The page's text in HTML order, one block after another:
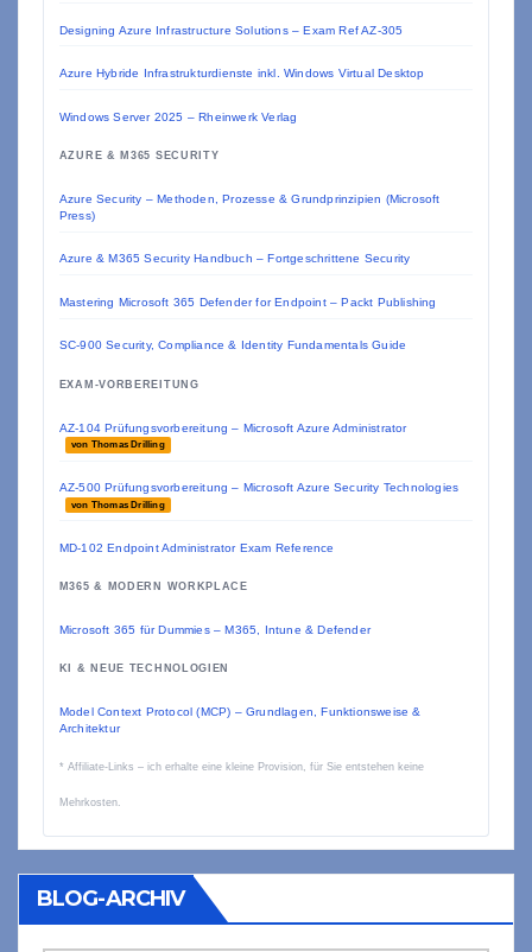
Designing Azure Infrastructure Solutions – Exam Ref AZ-305
Azure Hybride Infrastrukturdienste inkl. Windows Virtual Desktop
Windows Server 2025 – Rheinwerk Verlag
AZURE & M365 SECURITY
Azure Security – Methoden, Prozesse & Grundprinzipien (Microsoft
Press)
Azure & M365 Security Handbuch – Fortgeschrittene Security
Mastering Microsoft 365 Defender for Endpoint – Packt Publishing
SC-900 Security, Compliance & Identity Fundamentals Guide
EXAM-VORBEREITUNG
AZ-104 Prüfungsvorbereitung – Microsoft Azure Administrator
von Thomas Drilling
AZ-500 Prüfungsvorbereitung – Microsoft Azure Security Technologies
von Thomas Drilling
MD-102 Endpoint Administrator Exam Reference
M365 & MODERN WORKPLACE
Microsoft 365 für Dummies – M365, Intune & Defender
KI & NEUE TECHNOLOGIEN
Model Context Protocol (MCP) – Grundlagen, Funktionsweise &
Architektur
* Affiliate-Links – ich erhalte eine kleine Provision, für Sie entstehen keine
Mehrkosten.
BLOG-ARCHIV